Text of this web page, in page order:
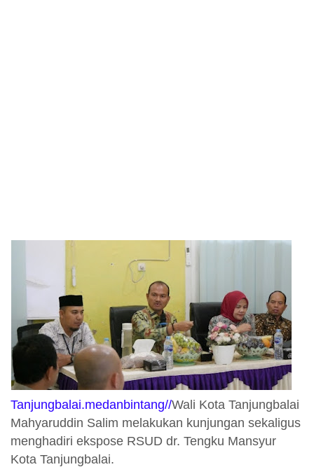
Tanjungbalai.medanbintang//Wali Kota Tanjungbalai
Mahyaruddin Salim melakukan kunjungan sekaligus
menghadiri ekspose RSUD dr. Tengku Mansyur
Kota Tanjungbalai.